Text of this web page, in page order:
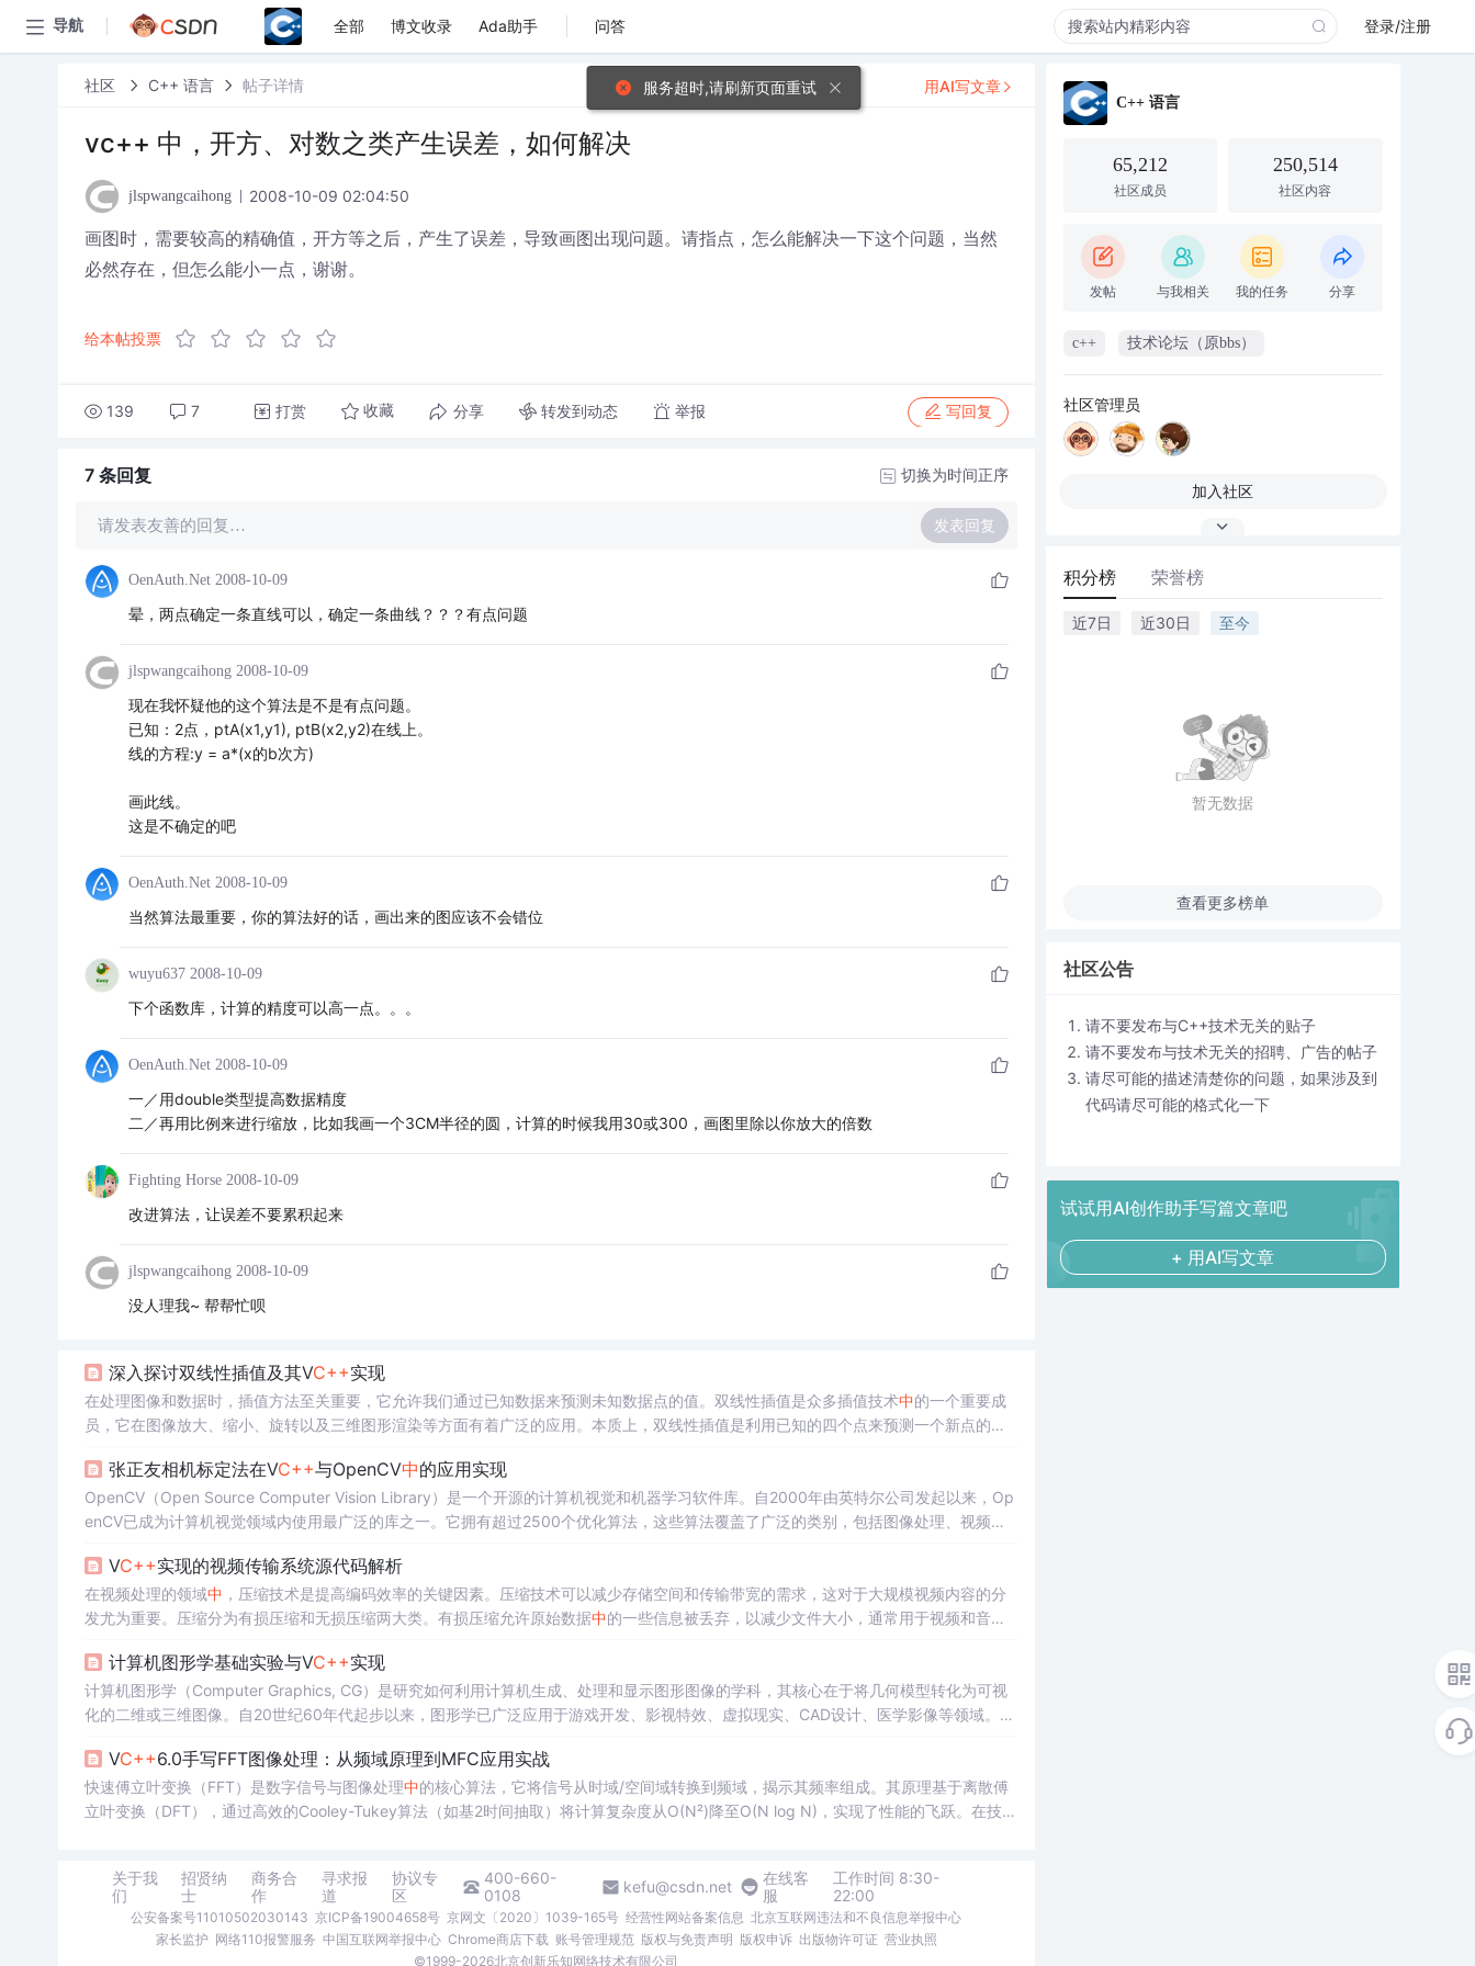
导航 全部 博文收录 Ada助手 问答 登录/注册
社区 C++ 语言 帖子详情
vc++ 中，开方、对数之类产生误差，如何解决
jlspwangcaihong 2008-10-09 02:04:50
画图时，需要较高的精确值，开方等之后，产生了误差，导致画图出现问题。请指点，怎么能解决一下这个问题，当然
必然存在，但怎么能小一点，谢谢。
给本帖投票
139 7 打赏 收藏 分享 转发到动态 举报 写回复
用AI写文章
7 条回复 切换为时间正序
请发表友善的回复… 发表回复
OenAuth.Net 2008-10-09
晕，两点确定一条直线可以，确定一条曲线？？？有点问题
jlspwangcaihong 2008-10-09
现在我怀疑他的这个算法是不是有点问题。
已知：2点，ptA(x1,y1), ptB(x2,y2)在线上。
线的方程:y = a*(x的b次方)
画此线。
这是不确定的吧
OenAuth.Net 2008-10-09
当然算法最重要，你的算法好的话，画出来的图应该不会错位
wuyu637 2008-10-09
下个函数库，计算的精度可以高一点。。。
OenAuth.Net 2008-10-09
一／用double类型提高数据精度
二／再用比例来进行缩放，比如我画一个3CM半径的圆，计算的时候我用30或300，画图里除以你放大的倍数
Fighting Horse 2008-10-09
改进算法，让误差不要累积起来
jlspwangcaihong 2008-10-09
没人理我~ 帮帮忙呗
深入探讨双线性插值及其VC++实现
在处理图像和数据时，插值方法至关重要，它允许我们通过已知数据来预测未知数据点的值。双线性插值是众多插值技术中的一个重要成
员，它在图像放大、缩小、旋转以及三维图形渲染等方面有着广泛的应用。本质上，双线性插值是利用已知的四个点来预测一个新点的
高效地进行软件开发。在进行图像处理的项目开发之前，首先要进行V
张正友相机标定法在VC++与OpenCV中的应用实现
OpenCV（Open Source Computer Vision Library）是一个开源的计算机视觉和机器学习软件库。自2000年由英特尔公司发起以来，Op
enCV已成为计算机视觉领域内使用最广泛的库之一。它拥有超过2500个优化算法，这些算法覆盖了广泛的类别，包括图像处理、视频分
辆、安全监控、医疗影像分析以及增强现实。
VC++实现的视频传输系统源代码解析
在视频处理的领域中 ，压缩技术是提高编码效率的关键因素。压缩技术可以减少存储空间和传输带宽的需求，这对于大规模视频内容的分
发尤为重要。压缩分为有损压缩和无损压缩两大类。有损压缩允许原始数据中的一些信息被丢弃，以减少文件大小，通常用于视频和音频
保留尽可能多的原始信息，同时将文件大小降到最低的能力。
计算机图形学基础实验与VC++实现
计算机图形学（Computer Graphics, CG）是研究如何利用计算机生成、处理和显示图形图像的学科，其核心在于将几何模型转化为可视
化的二维或三维图像。自20世纪60年代起步以来，图形学已广泛应用于游戏开发、影视特效、虚拟现实、CAD设计、医学影像等领域。本
现与VC++开发实践提供理论支撑。// 边的上下端点y坐标float x;// 当前扫描线对应的x坐标。
VC++6.0手写FFT图像处理：从频域原理到MFC应用实战
快速傅立叶变换（FFT）是数字信号与图像处理中的核心算法，它将信号从时域/空间域转换到频域，揭示其频率组成。其原理基于离散傅
立叶变换（DFT），通过高效的Cooley-Tukey算法（如基2时间抽取）将计算复杂度从O(N²)降至O(N log N)，实现了性能的飞跃。在技
关于我
们
招贤纳
士
商务合
作
寻求报
道
协议专
区
400-660-
0108
kefu@csdn.net
在线客
服
工作时间 8:30-
22:00
公安备案号11010502030143 京ICP备19004658号 京网文〔2020〕1039-165号 经营性网站备案信息 北京互联网违法和不良信息举报中心
家长监护 网络110报警服务 中国互联网举报中心 Chrome商店下载 账号管理规范 版权与免责声明 版权申诉 出版物许可证 营业执照
©1999-2026北京创新乐知网络技术有限公司
C++ 语言
65,212
社区成员
250,514
社区内容
发帖 与我相关 我的任务 分享
c++ 技术论坛（原bbs）
社区管理员
加入社区
积分榜 荣誉榜
近7日 近30日 至今
暂无数据
查看更多榜单
社区公告
请不要发布与C++技术无关的贴子
请不要发布与技术无关的招聘、广告的帖子
请尽可能的描述清楚你的问题，如果涉及到
代码请尽可能的格式化一下
试试用AI创作助手写篇文章吧
+ 用AI写文章
服务超时,请刷新页面重试